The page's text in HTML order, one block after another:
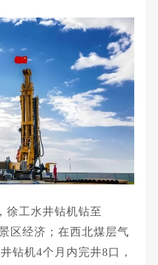
徐工 水井钻机钻至
区经济；在西北煤层气
钻机4个月内完井8口，